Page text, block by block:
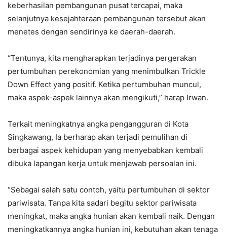
keberhasilan pembangunan pusat tercapai, maka
selanjutnya kesejahteraan pembangunan tersebut akan
menetes dengan sendirinya ke daerah-daerah.
“Tentunya, kita mengharapkan terjadinya pergerakan
pertumbuhan perekonomian yang menimbulkan Trickle
Down Effect yang positif. Ketika pertumbuhan muncul,
maka aspek-aspek lainnya akan mengikuti,” harap Irwan.
Terkait meningkatnya angka pengangguran di Kota
Singkawang, Ia berharap akan terjadi pemulihan di
berbagai aspek kehidupan yang menyebabkan kembali
dibuka lapangan kerja untuk menjawab persoalan ini.
“Sebagai salah satu contoh, yaitu pertumbuhan di sektor
pariwisata. Tanpa kita sadari begitu sektor pariwisata
meningkat, maka angka hunian akan kembali naik. Dengan
meningkatkannya angka hunian ini, kebutuhan akan tenaga